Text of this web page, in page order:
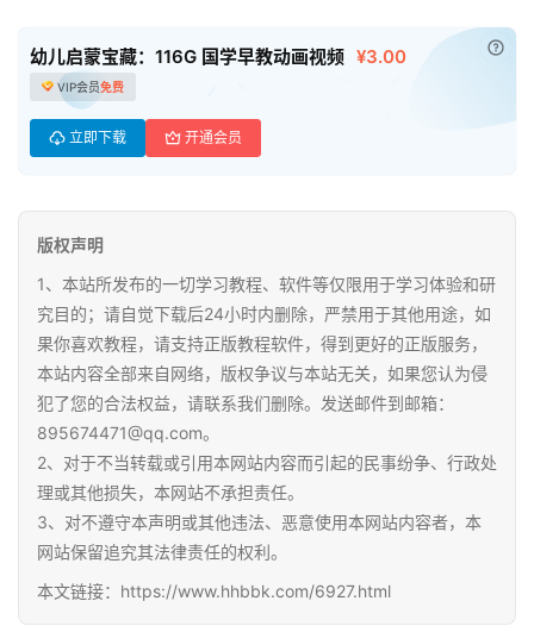
资
小
学
资
料
自
媒
体
资
源
高
登录 注册
幼儿启蒙宝藏：116G 国学早教动画视频 ¥3.00
VIP会员免费
立即下载 开通会员
版权声明
1、本站所发布的一切学习教程、软件等仅限用于学习体验和研
究目的；请自觉下载后24小时内删除，严禁用于其他用途，如
果你喜欢教程，请支持正版教程软件，得到更好的正版服务，
本站内容全部来自网络，版权争议与本站无关，如果您认为侵
犯了您的合法权益，请联系我们删除。发送邮件到邮箱：
895674471@qq.com。
2、对于不当转载或引用本网站内容而引起的民事纷争、行政处
理或其他损失，本网站不承担责任。
3、对不遵守本声明或其他违法、恶意使用本网站内容者，本
网站保留追究其法律责任的权利。
本文链接：https://www.hhbbk.com/6927.html